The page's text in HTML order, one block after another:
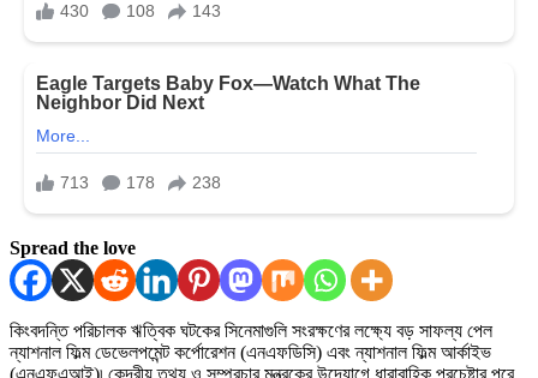
Spread the love
কিংবদন্তি পরিচালক ঋত্বিক ঘটকের সিনেমাগুলি সংরক্ষণের লক্ষ্যে বড় সাফল্য পেল
ন্যাশনাল ফিল্ম ডেভেলপমেন্ট কর্পোরেশন (এনএফডিসি) এবং ন্যাশনাল ফিল্ম আর্কাইভ
(এনএফএআই)৷ কেন্দ্রীয় তথ্য ও সম্প্রচার মন্ত্রকের উদ্যোগে ধারাবাহিক প্রচেষ্টার পরে